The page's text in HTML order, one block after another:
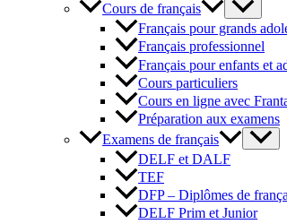
Cours de français
Français pour grands
Français professionnel
Français pour enfants et
Cours particuliers
Cours en ligne avec
Préparation aux examens
Examens de français
DELF et DALF
TEF
DFP – Diplômes de
DELF Prim et Junior